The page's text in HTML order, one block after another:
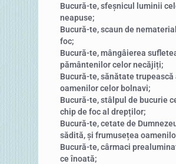
Bucură-te, sfeșnicul luminii
neapuse;
Bucură-te, scaun de
foc;
Bucură-te, mângâierea
pământenilor celor necăjiți;
Bucură-te, sănătate trupească
oamenilor celor bolnavi;
Bucură-te, stâlpul de bucurie
chip de foc al drepților;
Bucură-te, cetate de
sădită, și frumusețea
Bucură-te, cârmaci
ce înoată;